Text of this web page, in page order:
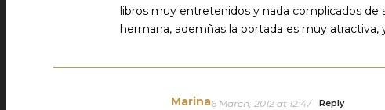
libros muy entretenidos y nada complicados de
hermana, ademñas la portada es muy atractiva,
Marina6 March, 2012 at 12:47 Reply